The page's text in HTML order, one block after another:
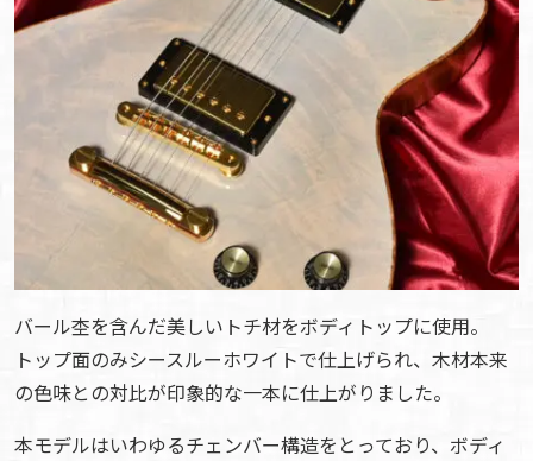
バール杢を含んだ美しいトチ材をボディトップに使用。
トップ面のみシースルーホワイトで仕上げられ、木材本来
の色味との対比が印象的な一本に仕上がりました。
本モデルはいわゆるチェンバー構造をとっており、ボディ